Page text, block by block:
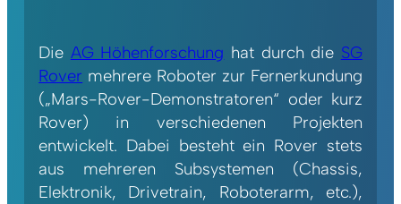
Die AG Höhenforschung hat durch die SG
Rover mehrere Roboter zur Fernerkundung
(„Mars-Rover-Demonstratoren“ oder kurz
Rover) in verschiedenen Projekten
entwickelt. Dabei besteht ein Rover stets
aus mehreren Subsystemen (Chassis,
Elektronik, Drivetrain, Roboterarm, etc.),